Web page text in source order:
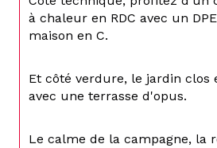
à chaleur en RDC avec un
maison en C.
Et côté verdure, le jardin clos
avec une terrasse d'opus.
Le calme de la campagne, la